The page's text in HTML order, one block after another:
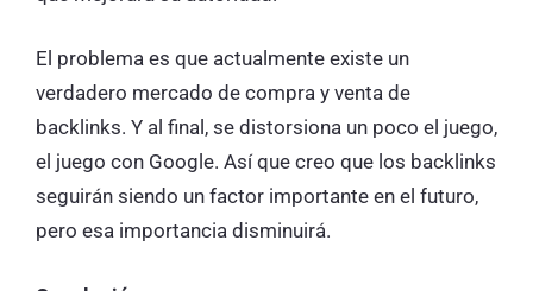
El problema es que actualmente existe un
verdadero mercado de compra y venta de
backlinks. Y al final, se distorsiona un poco el juego,
el juego con Google. Así que creo que los backlinks
seguirán siendo un factor importante en el futuro,
pero esa importancia disminuirá.